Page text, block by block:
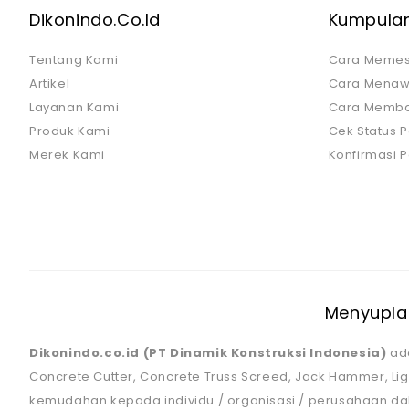
Dikonindo.co.id
Tentang Kami
Artikel
Layanan Kami
Produk Kami
Merek Kami
Cara
Cara
Cara
Cek Status
Konfirmasi
Dikonindo.co.id (PT Dinamik Konstruksi Indonesia)
Concrete Cutter, Concrete Truss Screed, Jack Hammer,
kemudahan kepada individu / organisasi / perusahaan